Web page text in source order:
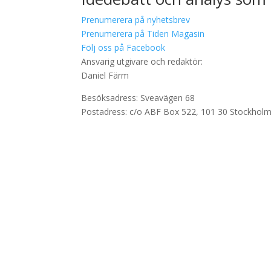
Prenumerera på nyhetsbrev
Prenumerera på Tiden Magasin
Följ oss på Facebook
Ansvarig utgivare och redaktör:
Daniel Färm
Besöksadress: Sveavägen 68
Postadress: c/o ABF Box 522, 101 30